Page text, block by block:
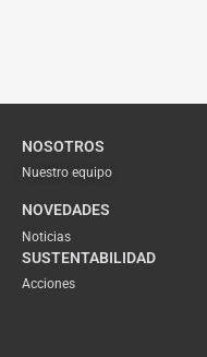
NOSOTROS
Nuestro equipo
NOVEDADES
Noticias
SUSTENTABILIDAD
Acciones